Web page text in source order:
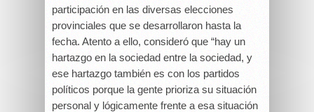
participación en las diversas elecciones
provinciales que se desarrollaron hasta la
fecha. Atento a ello, consideró que “hay un
hartazgo en la sociedad entre la sociedad, y
ese hartazgo también es con los partidos
políticos porque la gente prioriza su situación
personal y lógicamente frente a esa situación